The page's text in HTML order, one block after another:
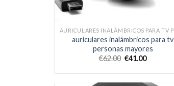
auriculares inalámbricos para tv
personas mayores
€62.00 €41.00